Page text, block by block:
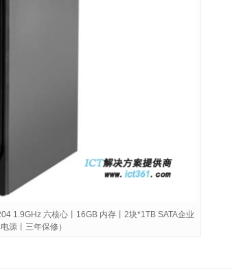
1.9GHz 六核心丨16GB 内存丨2块*1TB SATA企业
源丨三年保修）